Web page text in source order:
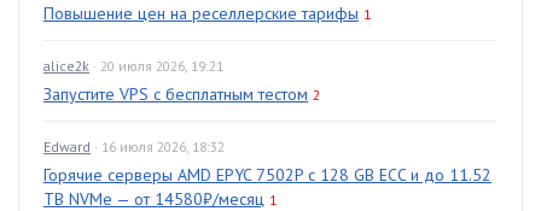
Повышение цен на реселлерские тарифы 1
alice2k · 20 июля 2026, 19:21
Запустите VPS с бесплатным тестом 2
Edward · 16 июля 2026, 18:32
Горячие серверы AMD EPYC 7502P с 128 GB ECC и до 11.52
TB NVMe — от 14580₽/месяц 1